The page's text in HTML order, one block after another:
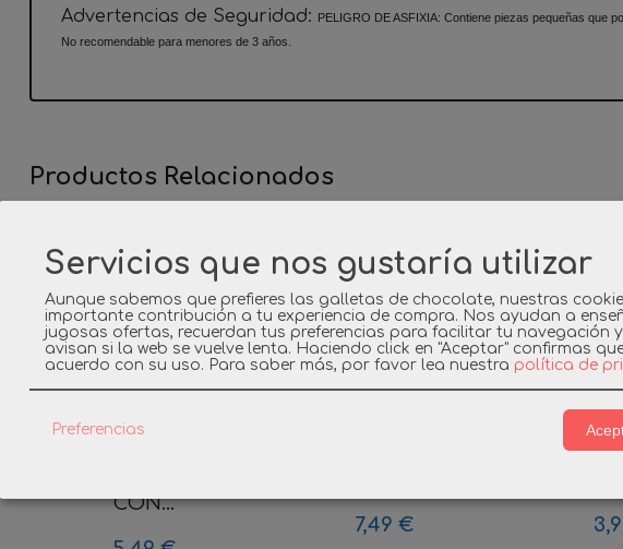
Advertencias de Seguridad: PELIGRO DE ASFIXIA: Contiene piezas pequeñas que
No recomendable para menores de 3 años.
Productos Relacionados
CON...
7,49 €
Servicios que nos gustaría utilizar
Aunque sabemos que prefieres las galletas de chocolate, nuestras
importante contribución a tu experiencia de compra. Nos ayudan a
jugosas ofertas, recuerdan tus preferencias para facilitar tu navegación
avisan si la web se vuelve lenta. Haciendo click en "Aceptar" confirmas
acuerdo con su uso. Para saber más, por favor lea nuestra política de
Preferencias